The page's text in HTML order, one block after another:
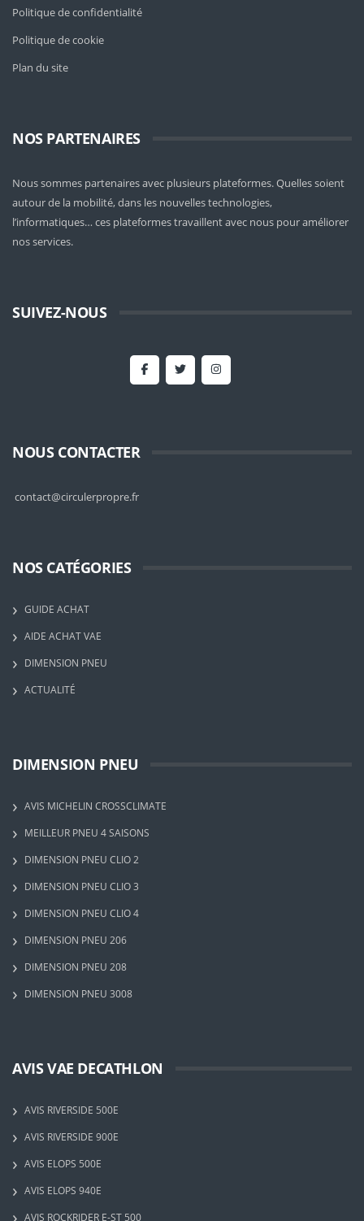
Politique de confidentialité
Politique de cookie
Plan du site
NOS PARTENAIRES
Nous sommes partenaires avec plusieurs plateformes. Quelles soient
autour de la mobilité, dans les nouvelles technologies,
l’informatiques… ces plateformes travaillent avec nous pour améliorer
nos services.
SUIVEZ-NOUS
NOUS CONTACTER
contact@circulerpropre.fr
NOS CATÉGORIES
GUIDE ACHAT
AIDE ACHAT VAE
DIMENSION PNEU
ACTUALITÉ
DIMENSION PNEU
AVIS MICHELIN CROSSCLIMATE
MEILLEUR PNEU 4 SAISONS
DIMENSION PNEU CLIO 2
DIMENSION PNEU CLIO 3
DIMENSION PNEU CLIO 4
DIMENSION PNEU 206
DIMENSION PNEU 208
DIMENSION PNEU 3008
AVIS VAE DECATHLON
AVIS RIVERSIDE 500E
AVIS RIVERSIDE 900E
AVIS ELOPS 500E
AVIS ELOPS 940E
AVIS ROCKRIDER E-ST 500